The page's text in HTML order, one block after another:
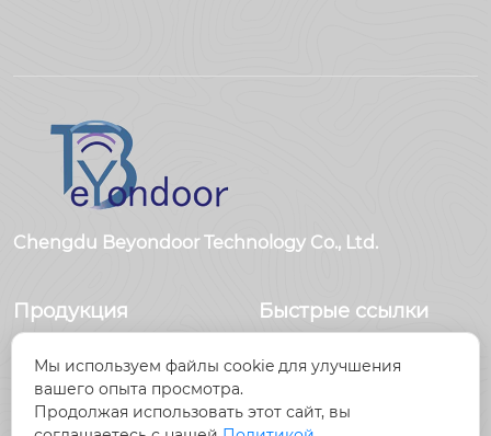
Chengdu Beyondoor Technology Co., Ltd.
Продукция
Антенны
Радиочастотный
разъем
Быстрые ссылки
Продукция
О Hас
Мы используем файлы cookie для улучшения
вашего опыта просмотра.
Продолжая использовать этот сайт, вы